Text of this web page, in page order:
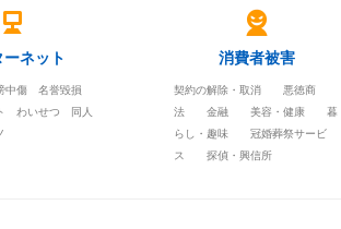
ーネット
中傷 名誉毀損
わいせつ 同人
消費者被害
契約の解除・取消
悪徳商
法
金融 美容・健康
暮
らし・趣味
冠婚葬祭サービ
ス
探偵・興信所